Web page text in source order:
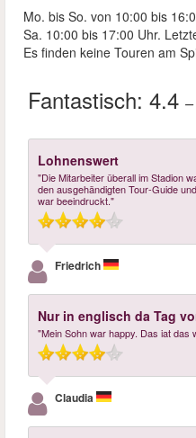
Mo. bis So. von 10:00 bis
Sa. 10:00 bis 17:00 Uhr.
Es finden keine Touren am
Fantastisch: 4.4
Lohnenswert
"Die Mitarbeiter überall im Stadion
den ausgehändigten Tour-Guide
war beeindruckt."
Friedrich
Nur in englisch da Tag
"Mein Sohn war happy. Das iat das
Claudia